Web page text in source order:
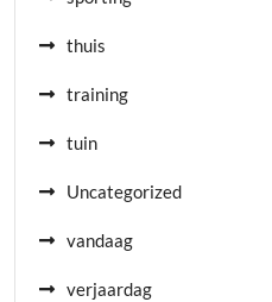
thuis
training
tuin
Uncategorized
vandaag
verjaardag